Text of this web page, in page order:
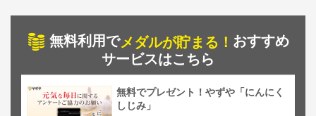
無料利用でメダルが貯まる！ おすすめ
サービスはこちら
無料でプレゼント！やずや「にんにく
しじみ」